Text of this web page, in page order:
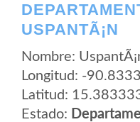
USPANTÃ¡N
Nombre:
Longitud: -
Latitud:
Estado: